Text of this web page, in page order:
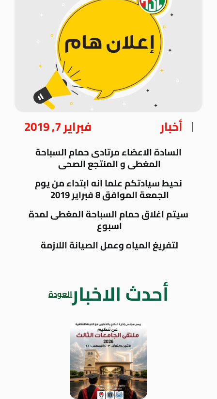
أخبار فبراير 7, 2019
السادة الاعضاء مرتادى حمام السباحة
المغطى و المنتجع الصحى
نحيط سيادتكم علما انه ابتداء من يوم
الجمعة الموافق 8 فبراير 2019
سيتم اغلاق حمام السباحة المغطى لمدة
اسبوع
لتفريغ المياه وعمل الصيانة اللازمة
أحدث الاخبارالعودة